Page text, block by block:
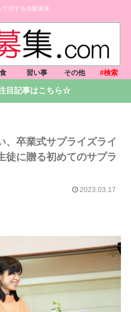
て得する体験募集
習い事 その他 #検索
目記事はこちら☆
、卒業式サプライズライ
徒に贈る初めてのサプラ
2023.03.17